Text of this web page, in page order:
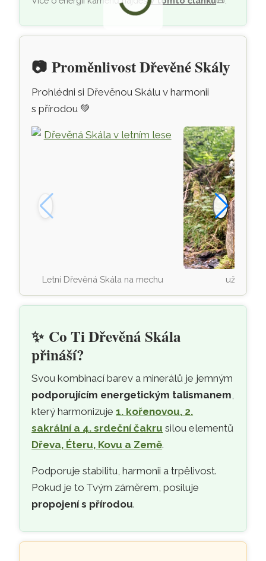
📷Proměnlivost Dřevěné Skály
Prohlédni si Dřevěnou Skálu v harmonii
s přírodou 💚
Letní Dřevěná Skála na mechu užívá
✨ Co Ti Dřevěná Skála
přináší?
Svou kombinací barev a minerálů je jemným
podporujícím energetickým talismanem,
který harmonizuje1. kořenovou, 2.
sakrální a 4. srdeční čakru silou elementů
Dřeva, Éteru, Kovu a Země.
Podporuje stabilitu, harmonii a trpělivost.
Pokud je to Tvým záměrem, posiluje
propojení s přírodou.